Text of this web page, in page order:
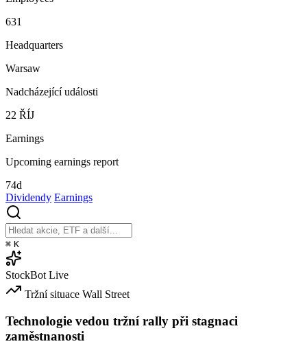
631
Headquarters
Warsaw
Nadcházející události
22 ŘÍJ
Earnings
Upcoming earnings report
74d
Dividendy Earnings
⌘ K
StockBot Live
Tržní situace Wall Street
Technologie vedou tržní rally při stagnaci
zaměstnanosti